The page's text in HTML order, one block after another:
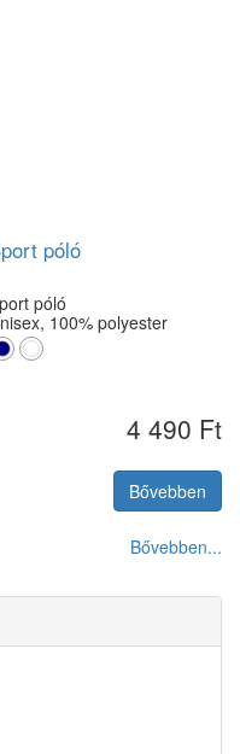
póló
póló
100% polyester
4 490 Ft
Bővebben
Bővebben...